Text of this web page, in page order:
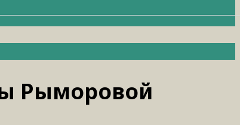
Рыморовой